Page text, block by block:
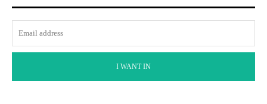
I WANT IN